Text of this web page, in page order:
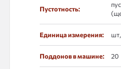
Пустотность:
Единица измерения:
Поддонов в машине: 20